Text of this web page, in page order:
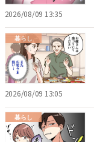
2026/08/09 13:35
暮らし
2026/08/09 13:05
暮らし